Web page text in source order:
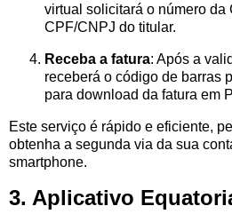
virtual solicitará o número da
CPF/CNPJ do titular.
Receba a fatura: Após a
receberá o código de barras
para download da fatura em
Este serviço é rápido e eficiente,
obtenha a segunda via da sua
smartphone.
3. Aplicativo